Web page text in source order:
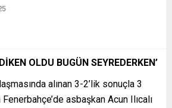
OLDU BUGÜN SEYREDERKEN’
alınan 3-2’lik sonuçla 3
asbaşkan Acun Ilıcalı